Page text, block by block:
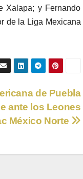
Xalapa; y Fernando
de la Liga Mexicana
de Puebla
ante los Leones
México Norte